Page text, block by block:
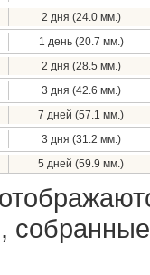
2 дня (24.0 мм.)
1 день (20.7 мм.)
2 дня (28.5 мм.)
3 дня (42.6 мм.)
7 дней (57.1 мм.)
3 дня (31.2 мм.)
5 дней (59.9 мм.)